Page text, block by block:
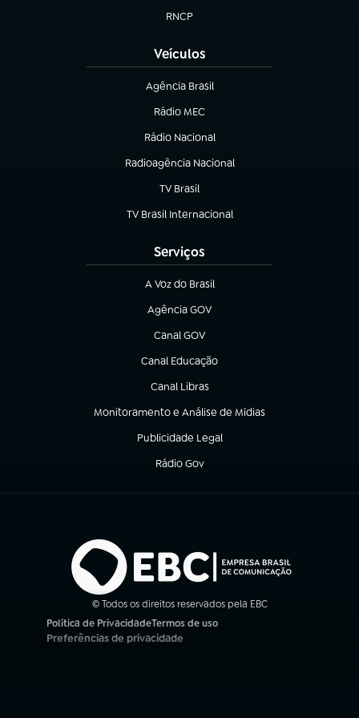
RNCP
(abre em nova aba)
Veículos
Agência Brasil
(abre em nova aba)
Rádio MEC
Rádio Nacional
(abre em nova aba)
Radioagência Nacional
(abre em nova aba)
TV Brasil
(abre em nova aba)
TV Brasil Internacional
(abre em nova aba)
Serviços
A Voz do Brasil
(abre em nova aba)
Agência GOV
(abre em nova aba)
Canal GOV
(abre em nova aba)
Canal Educação
(abre em nova aba)
Canal Libras
(abre em nova aba)
Monitoramento e Análise de Mídias
(abre em nova aba)
Publicidade Legal
(abre em nova aba)
Rádio Gov
(abre em nova aba)
© Todos os direitos reservados pela EBC
Política de Privacidade
(abre em nova aba)
Termos de uso
(abre em nova aba)
Preferências de privacidade